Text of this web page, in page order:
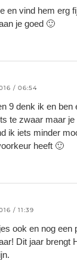
en vind hem erg
je goed 🙂
/ 06:54
9 denk ik en ben
te zwaar maar
ik iets minder
heeft 🙂
/ 11:39
ook en nog een
Dit jaar brengt